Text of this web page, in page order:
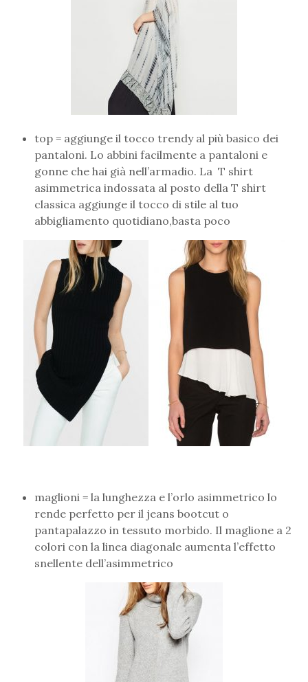
top = aggiunge il tocco trendy al più basico dei
pantaloni. Lo abbini facilmente a pantaloni e
gonne che hai già nell’armadio. La T shirt
asimmetrica indossata al posto della T shirt
classica aggiunge il tocco di stile al tuo
abbigliamento quotidiano,basta poco
maglioni = la lunghezza e l’orlo asimmetrico lo
rende perfetto per il jeans bootcut o
pantapalazzo in tessuto morbido. Il maglione a 2
colori con la linea diagonale aumenta l’effetto
snellente dell’asimmetrico